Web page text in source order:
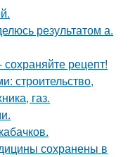
результатом а.
рецепт!
строительство,
газ.
сохранены в